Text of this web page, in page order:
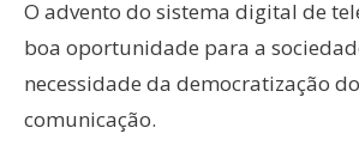
O advento do sistema digital de
boa oportunidade para a
necessidade da democratização
comunicação.